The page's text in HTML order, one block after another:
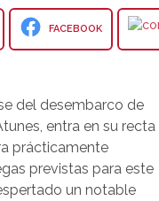
FACEBOOK
del desembarco de
entra en su recta
prácticamente
previstas para este
un notable